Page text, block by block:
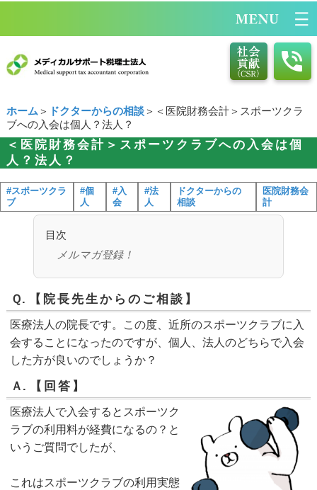
ホーム ＞ ドクターからの相談＞＜医院財務会計＞スポーツクラ
ブへの入会は個人？法人？
＜医院財務会計＞スポーツクラブへの入会は個
人？法人？
#スポーツクラ
ブ
#個
人
#入
会
#法
人
ドクターからの
相談
医院財務会
計
目次
メルマガ登録！
Ｑ. 【院長先生からのご相談】
医療法人の院長です。この度、近所のスポーツクラブに入
会することになったのですが、個人、法人のどちらで入会
した方が良いのでしょうか？
Ａ. 【回答】
医療法人で入会するとスポーツク
ラブの利用料が経費になるの？と
いうご質問でしたが、
これはスポーツクラブの利用実態